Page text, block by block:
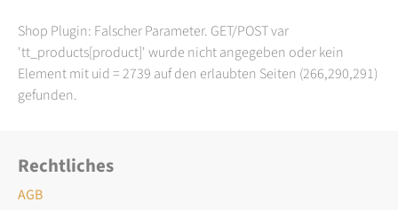
Shop Plugin: Falscher Parameter. GET/POST var
'tt_products[product]' wurde nicht angegeben oder kein
Element mit uid = 2739 auf den erlaubten Seiten (266,290,291)
gefunden.
Rechtliches
AGB